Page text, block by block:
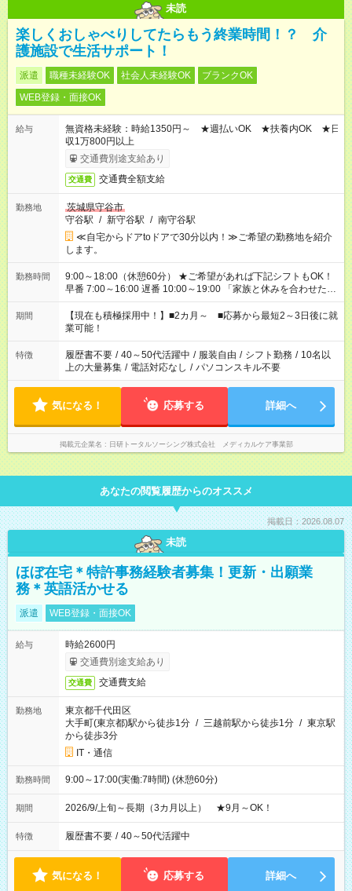
未読
楽しくおしゃべりしてたらもう終業時間！？ 介
護施設で生活サポート！
派遣 職種未経験OK 社会人未経験OK
ブランクOK
WEB登録・面接OK
給与
無資格未経験：時給1350円～ ★週払いOK ★扶養内OK ★日
収1万800円以上
交通費別途支給あり
交通費 交通費全額支給
勤務地
茨城県守谷市
守谷駅 / 新守谷駅 / 南守谷駅
≪自宅からドアtoドアで30分以内！≫ご希望の勤務地を紹介
します。
勤務時間
9:00～18:00（休憩60分） ★ご希望があれば下記シフトもOK！
早番 7:00～16:00 遅番 10:00～19:00 「家族と休みを合わせた
い」 「余裕を持って夕飯の準備がしたい」 「できれば残業はし
たくない」 など、ご希望を教えてくださいね。 ※Wワーク希望
の方へ 複数就業の場合は、合計40時間以内。
期間
【現在も積極採用中！】■2カ月～ ■応募から最短2～3日後に就
業可能！
特徴 履歴書不要 / 40～50代活躍中 / 服装自由 / シフト勤務 / 10名以
上の大量募集 / 電話対応なし / パソコンスキル不要
気になる！ 応募する 詳細へ
掲載元企業名 日研トータルソーシング株式会社 メディカルケア事業部
あなたの閲覧履歴からのオススメ
掲載日：2026.08.07
未読
ほぼ在宅＊特許事務経験者募集！更新・出願業
務＊英語活かせる
派遣 WEB登録・面接OK
給与
時給2600円
交通費別途支給あり
交通費 交通費支給
勤務地
東京都千代田区
大手町(東京都)駅から徒歩1分 / 三越前駅から徒歩1分 / 東京駅
から徒歩3分
IT・通信
勤務時間 9:00～17:00(実働:7時間) (休憩60分)
期間 2026/9/上旬～長期（3カ月以上） ★9月～OK！
特徴 履歴書不要 / 40～50代活躍中
気になる！ 応募する 詳細へ